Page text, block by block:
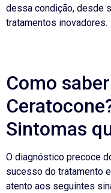
dessa condição, desde
tratamentos inovadores.
Como
Sintomas
O diagnóstico precoce
sucesso do tratamento
atento aos seguintes